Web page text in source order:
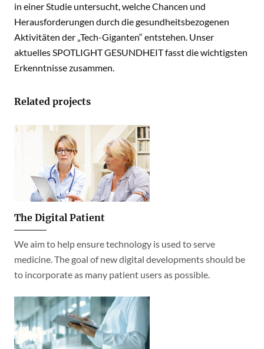
in einer Studie untersucht, welche Chancen und
Herausforderungen durch die gesundheitsbezogenen
Aktivitäten der „Tech-Giganten“ entstehen. Unser
aktuelles SPOTLIGHT GESUNDHEIT fasst die wichtigsten
Erkenntnisse zusammen.
Related projects
The Digital Patient
We aim to help ensure technology is used to serve
medicine. The goal of new digital developments should be
to incorporate as many patient users as possible.